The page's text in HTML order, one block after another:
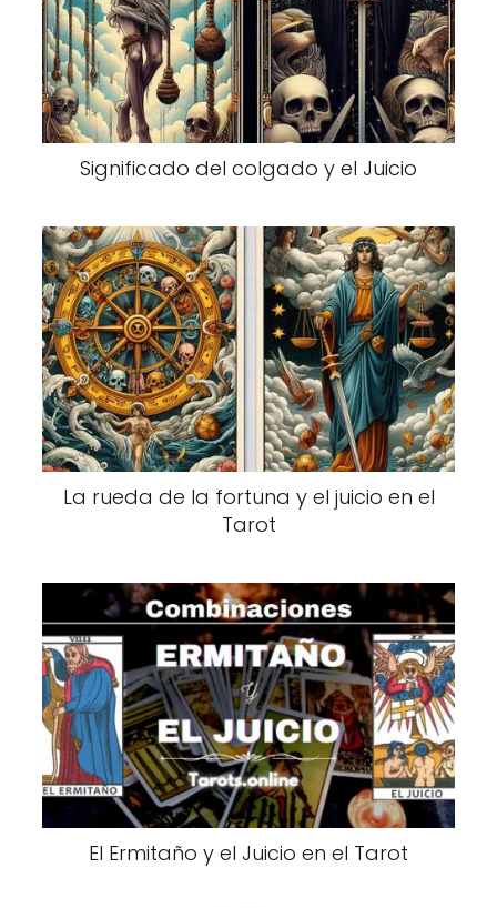
Significado del colgado y el Juicio
La rueda de la fortuna y el juicio en el
Tarot
El Ermitaño y el Juicio en el Tarot